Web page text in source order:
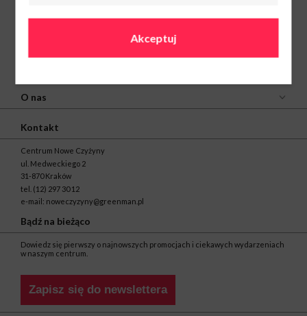
O nas
Kontakt
Centrum Nowe Czyżyny
ul. Medweckiego 2
31-870 Kraków
tel. (12) 297 30 12
e-mail: noweczyzyny@greenman.pl
Bądź na bieżąco
Dowiedz się pierwszy o najnowszych promocjach i ciekawych wydarzeniach
w naszym centrum.
Zapisz się do newslettera
Akceptuj